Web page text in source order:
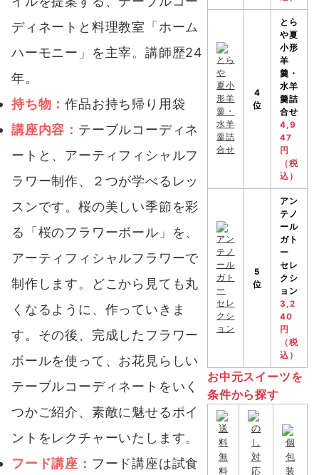
ディネートと料理教室「ホーム
ハーモニー」を主宰。講師歴24
年。
持ち物：作品お持ち帰り用袋
講座内容： テーブルコーディネ
ートと、アーティフィシャルフ
ラワー制作、２つが学べるレッ
スンです。桜の美しい季節を彩
る「桜のフラワーボール」を、
アーティフィシャルフラワーで
制作します。どこから見ても丸
くなるように、作っていきま
す。その後、完成したフラワー
ボールを使って、お花見らしい
テーブルコーディネートをいく
つかご紹介、素敵に魅せるポイ
ントをレクチャーいたします。
フード講座： フード講座は試食
4
位
とら
や夏
小形
羊
羹・
水羊
羹詰
合せ
4,9
47
円
（税
込）
5
位
アン
テノ
ール
ガト
ー
セレ
クシ
ョン
3,2
40
円
（税
込）
お中元スイーツを
条件から探す